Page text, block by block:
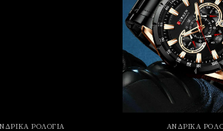
ΡΟΛΌΓΙΑ
Πρόσθήκη στην
επιθυμιών
ΑΝΔΡΙΚΆ